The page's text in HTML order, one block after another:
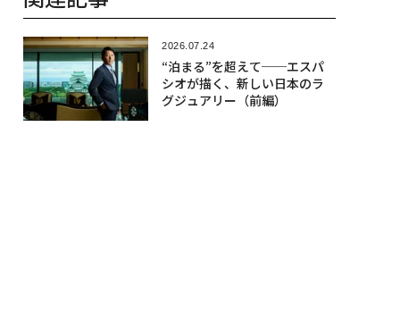
2026.07.24
“泊まる”を超えて──エスパ
シオが描く、新しい日本のラ
グジュアリー（前編）